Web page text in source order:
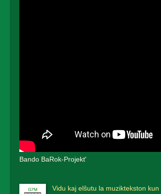
Bando BaRok-Projekt'
Vidu kaj elŝutu la muziktekston kun